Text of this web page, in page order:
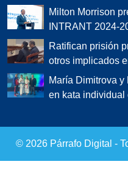
Milton Morrison
INTRANT 2024-
Ratifican prisión
otros implicados
María Dimitrova
en kata individual
© 2026 Párrafo Digital -